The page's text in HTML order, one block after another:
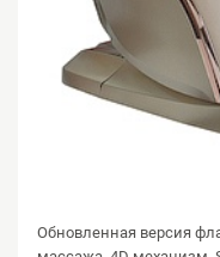
Обновленная версия